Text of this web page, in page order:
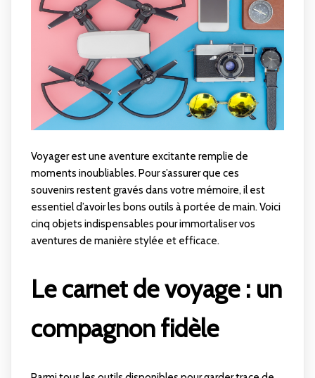
Voyager est une aventure excitante remplie de
moments inoubliables. Pour s’assurer que ces
souvenirs restent gravés dans votre mémoire, il est
essentiel d’avoir les bons outils à portée de main. Voici
cinq objets indispensables pour immortaliser vos
aventures de manière stylée et efficace.
Le carnet de voyage : un
compagnon fidèle